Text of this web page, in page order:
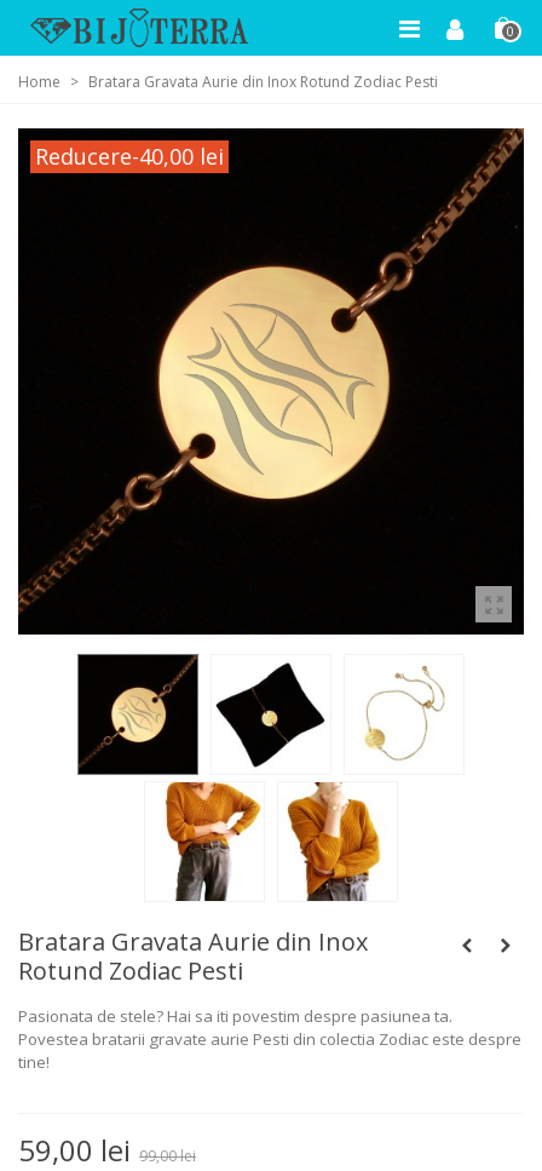
0
Home > Bratara Gravata Aurie din Inox Rotund Zodiac Pesti
Reducere-40,00 lei
Bratara Gravata Aurie din Inox
Rotund Zodiac Pesti
Pasionata de stele? Hai sa iti povestim despre pasiunea ta.
Povestea bratarii gravate aurie Pesti din colectia Zodiac este despre
tine!
59,00 lei 99,00 lei